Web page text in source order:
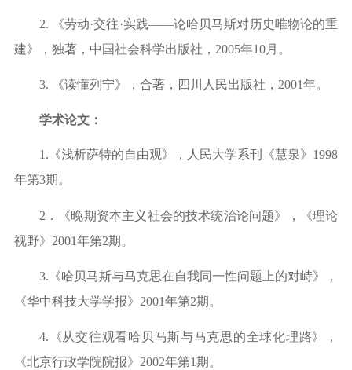
2. 《劳动·交往·实践——论哈贝马斯对历史唯物论的重
建》，独著，中国社会科学出版社，2005年10月。
3. 《读懂列宁》，合著，四川人民出版社，2001年。
学术论文：
1.《浅析萨特的自由观》，人民大学系刊《慧泉》1998
年第3期。
2．《晚期资本主义社会的技术统治论问题》，《理论
视野》2001年第2期。
3.《哈贝马斯与马克思在自我同一性问题上的对峙》，
《华中科技大学学报》2001年第2期。
4.《从交往观看哈贝马斯与马克思的全球化理路》，
《北京行政学院院报》2002年第1期。